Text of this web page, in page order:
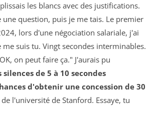
les blancs avec des justifications.
une question, puis je me tais. Le premier
lors d'une négociation salariale, j'ai
suis tu. Vingt secondes interminables.
on peut faire ça." J'aurais pu
silences de 5 à 10 secondes
d'obtenir une concession de 30
l'université de Stanford. Essaye, tu